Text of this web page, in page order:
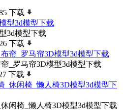
下载
3d模型下载
下载
_罗马帘3D模型3d模型下载
下载
闲椅_懒人椅3D模型3d模型下载